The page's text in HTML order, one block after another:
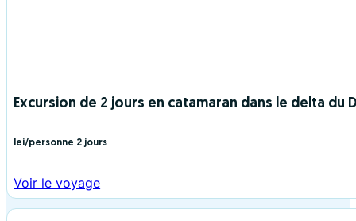
Excursion de 2 jours en catamaran dans le delta du
lei/personne 2 jours
Voir le voyage